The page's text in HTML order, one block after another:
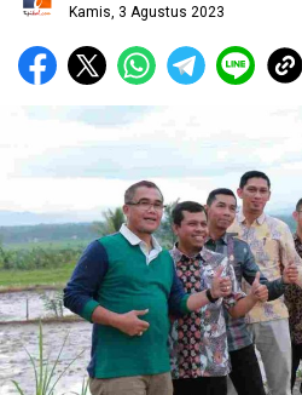
Kamis, 3 Agustus 2023